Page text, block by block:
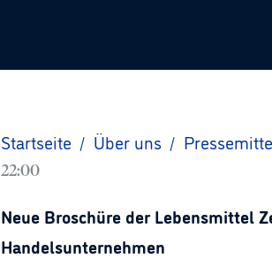
Startseite / Über uns /
22:00
Neue Broschüre der Lebensmittel
Handelsunternehmen